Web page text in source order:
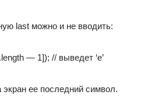
last можно и не вводить:
— 1]); // выведет ‘e’
ее последний символ.